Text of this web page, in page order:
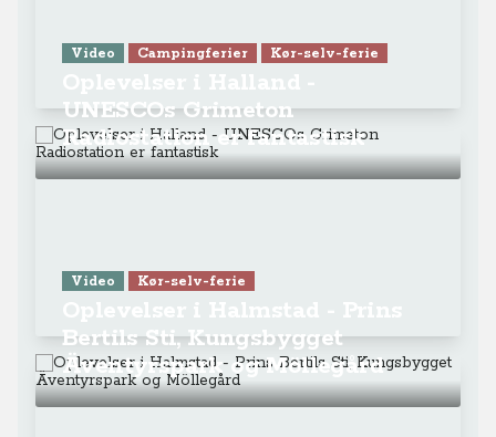
Video Campingferier Kør-selv-ferie
UNESCOs Grimeton
Radiostation er fantastisk
Video Kør-selv-ferie
Bertils Sti, Kungsbygget
Äventyrspark og Möllegård